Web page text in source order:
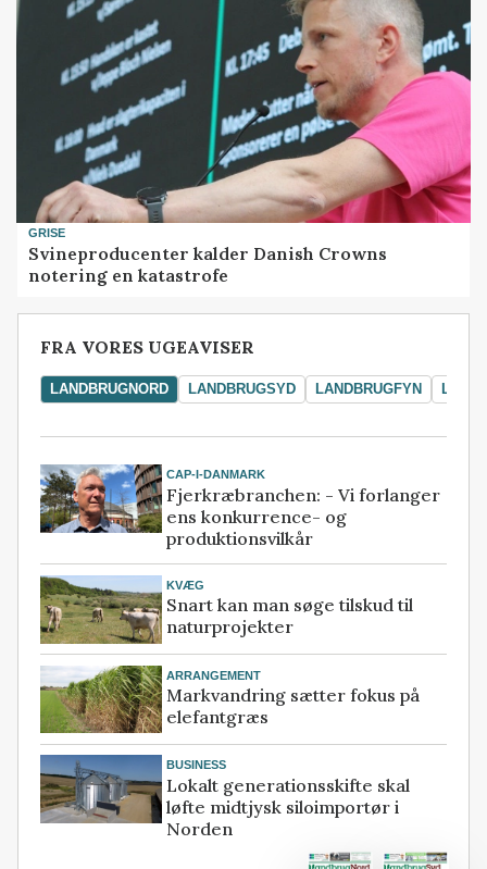
GRISE
Svineproducenter kalder Danish Crowns
notering en katastrofe
FRA VORES UGEAVISER
LANDBRUGNORD LANDBRUGSYD LANDBRUGFYN
CAP-I-DANMARK
Fjerkræbranchen: - Vi forlanger
ens konkurrence- og
produktionsvilkår
KVÆG
Snart kan man søge tilskud til
naturprojekter
ARRANGEMENT
Markvandring sætter fokus på
elefantgræs
BUSINESS
Lokalt generationsskifte skal
løfte midtjysk siloimportør i
Norden